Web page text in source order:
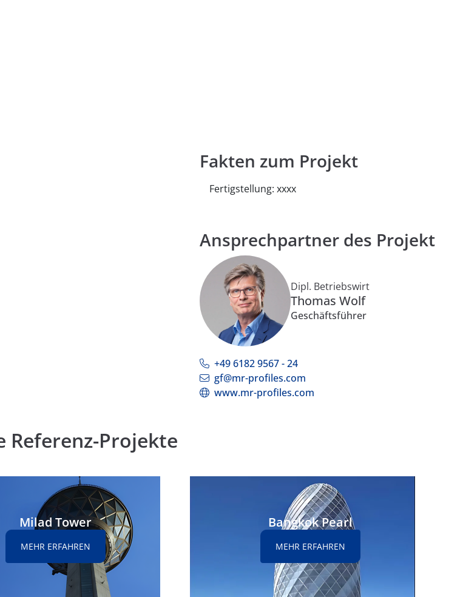
Fakten zum Projekt
Fertigstellung: xxxx
Ansprechpartner des Projekt
Dipl. Betriebswirt
Thomas Wolf
Geschäftsführer
+49 6182 9567 - 24
gf@mr-profiles.com
www.mr-profiles.com
Referenz-Projekte
Milad Tower
MEHR ERFAHREN
Bangkok Pearl
MEHR ERFAHREN